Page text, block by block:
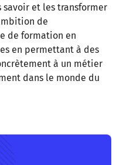
et les transformer
de
de formation en
en permettant à des
à un métier
dans le monde du